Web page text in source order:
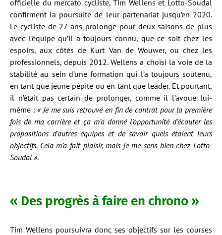
officielle du mercato cycliste, Tim Wellens et Lotto-Soudal
confirment la poursuite de leur partenariat jusqu’en 2020.
Le cycliste de 27 ans prolonge pour deux saisons de plus
avec l’équipe qu’il a toujours connu, que ce soit chez les
espoirs, aux côtés de Kurt Van de Wouwer, ou chez les
professionnels, depuis 2012. Wellens a choisi la voie de la
stabilité au sein d’une formation qui l’a toujours soutenu,
en tant que jeune pépite ou en tant que leader. Et pourtant,
il n’était pas certain de prolonger, comme il l’avoue lui-
même :« Je me suis retrouvé en fin de contrat pour la première
fois de ma carrière et ça m’a donné l’opportunité d’écouter les
propositions d’autres équipes et de savoir quels étaient leurs
objectifs. Cela m’a fait plaisir, mais je me sens bien chez Lotto-
Soudal ».
« Des progrès à faire en chrono »
Tim Wellens poursuivra donc ses objectifs sur les courses